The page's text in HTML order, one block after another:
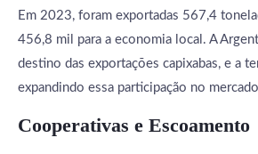
Em 2023, foram exportadas 567,4
456,8 mil para a economia local. A
destino das exportações capixabas, e a
expandindo essa participação no
Cooperativas e Escoamento